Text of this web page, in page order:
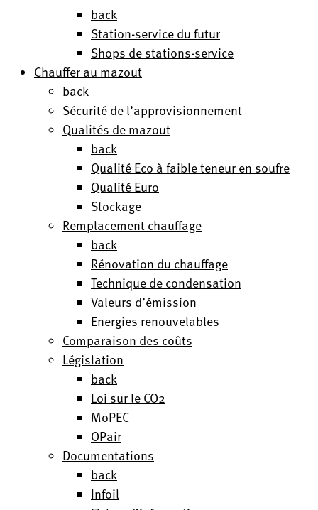
back
Station-service du futur
Shops de stations-service
Chauffer au mazout
back
Sécurité de l’approvisionnement
Qualités de mazout
back
Qualité Eco à faible teneur en soufre
Qualité Euro
Stockage
Remplacement chauffage
back
Rénovation du chauffage
Technique de condensation
Valeurs d’émission
Energies renouvelables
Comparaison des coûts
Législation
back
Loi sur le CO2
MoPEC
OPair
Documentations
back
Infoil